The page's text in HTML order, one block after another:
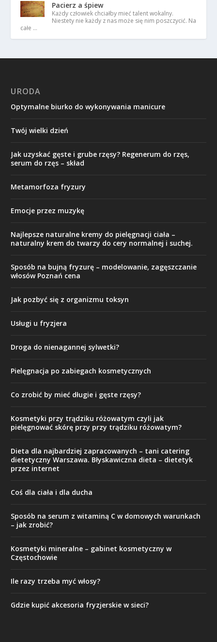
Pacierz a śpiew
Każdy człowiek chciałby mieć talent wokalny.
Niestety nie każdy z nas może się nim poszczycić. Na
całe …
URODA
Optymalne biurko do wykonywania manicure
Twój wielki dzień
Jak uzyskać gęste i grube rzęsy? Regenerum do rzęs,
serum do rzęs – skład
Metamorfoza fryzury
Emocje przez muzykę
Najlepsze naturalne kremy do pielęgnacji ciała –
naturalny krem do twarzy do cery normalnej i suchej.
Sposób na bujną fryzurę – modelowanie, zagęszczanie
włosów Poznań cena
Jak pozbyć się z organizmu toksyn
Usługi u fryzjera
Droga do nienagannej sylwetki?
Pielęgnacja po zabiegach kosmetycznych
Co zrobić by mieć długie i gęste rzęsy?
Kosmetyki przy trądziku różowatym czyli jak
pielęgnować skórę przy przy trądziku różowatym?
Dieta dla najbardziej zapracowanych – tani catering
dietetyczny Warszawa. Błyskawiczna dieta – dietetyk
przez internet
Coś dla ciała i dla ducha
Sposób na serum z witaminą C w domowych warunkach
– jak zrobić?
Kosmetyki mineralne – gabinet kosmetyczny w
Częstochowie
Ile razy trzeba myć włosy?
Gdzie kupić akcesoria fryzjerskie w sieci?